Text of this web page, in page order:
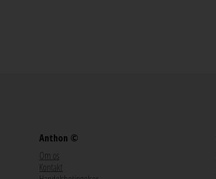
Anthon ©
Om os
Kontakt